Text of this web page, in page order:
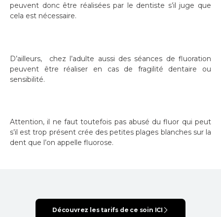
peuvent donc être réalisées par le dentiste s’il juge que
cela est nécessaire.
D’ailleurs, chez l’adulte aussi des séances de fluoration
peuvent être réaliser en cas de fragilité dentaire ou
sensibilité.
Attention, il ne faut toutefois pas abusé du fluor qui peut
s’il est trop présent crée des petites plages blanches sur la
dent que l’on appelle fluorose.
Découvrez les tarifs de ce soin ICI